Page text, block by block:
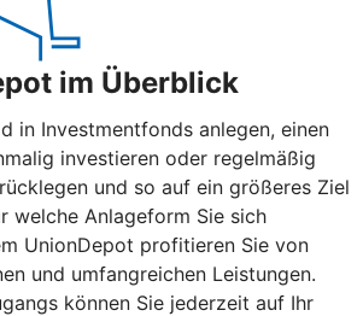
im Überblick
in Investmentfonds anlegen, einen
investieren oder regelmäßig
und so auf ein größeres Ziel
welche Anlageform Sie sich
UnionDepot profitieren Sie von
und umfangreichen Leistungen.
können Sie jederzeit auf Ihr